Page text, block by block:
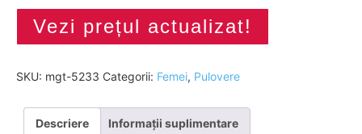
Vezi prețul actualizat!
SKU: mgt-5233 Categorii: Femei, Pulovere
Descriere Informații suplimentare